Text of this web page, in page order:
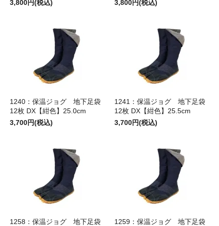
3,800円(税込) 3,800円(税込)
1240：保温ジョグ 地下足袋
12枚 DX【紺色】25.0cm
3,700円(税込)
1241：保温ジョグ 地下足袋
12枚 DX【紺色】25.5cm
3,700円(税込)
1258：保温ジョグ 地下足袋
1259：保温ジョグ 地下足袋